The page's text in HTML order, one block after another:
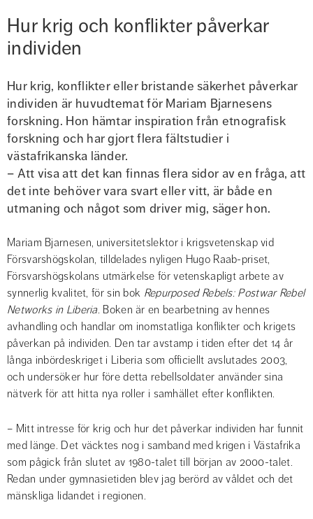
Hur krig och konflikter påverkar
individen
Hur krig, konflikter eller bristande säkerhet påverkar
individen är huvudtemat för Mariam Bjarnesens
forskning. Hon hämtar inspiration från etnografisk
forskning och har gjort flera fältstudier i
västafrikanska länder.
– Att visa att det kan finnas flera sidor av en fråga, att
det inte behöver vara svart eller vitt, är både en
utmaning och något som driver mig, säger hon.
Mariam Bjarnesen, universitetslektor i krigsvetenskap vid
Försvarshögskolan, tilldelades nyligen Hugo Raab-priset,
Försvarshögskolans utmärkelse för vetenskapligt arbete av
synnerlig kvalitet, för sin bok Repurposed Rebels: Postwar Rebel
Networks in Liberia. Boken är en bearbetning av hennes
avhandling och handlar om inomstatliga konflikter och krigets
påverkan på individen. Den tar avstamp i tiden efter det 14 år
långa inbördeskriget i Liberia som officiellt avslutades 2003,
och undersöker hur före detta rebellsoldater använder sina
nätverk för att hitta nya roller i samhället efter konflikten.
– Mitt intresse för krig och hur det påverkar individen har funnit
med länge. Det väcktes nog i samband med krigen i Västafrika
som pågick från slutet av 1980-talet till början av 2000-talet.
Redan under gymnasietiden blev jag berörd av våldet och det
mänskliga lidandet i regionen.